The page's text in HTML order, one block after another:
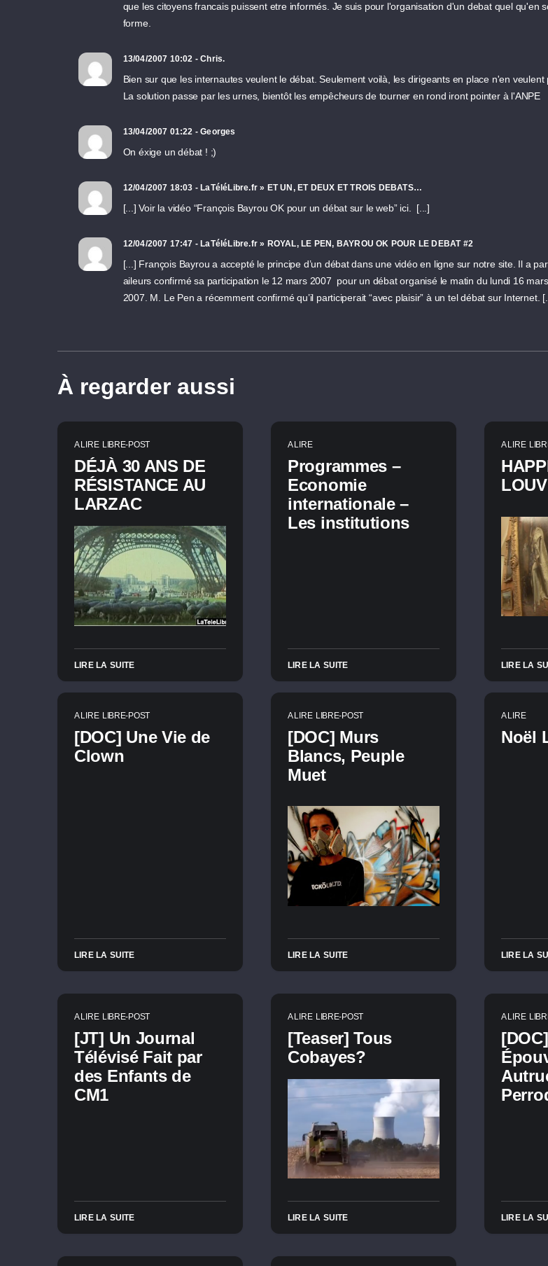
que les citoyens francais puissent etre informés. Je suis pour l'organisation d'un debat quel qu'en
forme.
13/04/2007 10:02 - Chris.
Bien sur que les internautes veulent le débat. Seulement voilà, les dirigeants en place n'en veulent
La solution passe par les urnes, bientôt les empêcheurs de tourner en rond iront pointer à l'ANPE
13/04/2007 01:22 - Georges
On éxige un débat ! ;)
12/04/2007 18:03 - LaTéléLibre.fr » ET UN, ET DEUX ET TROIS DEBATS…
[...] Voir la vidéo “François Bayrou OK pour un débat sur le web” ici. [...]
12/04/2007 17:47 - LaTéléLibre.fr » ROYAL, LE PEN, BAYROU OK POUR LE DEBAT #2
[...] François Bayrou a accepté le principe d’un débat dans une vidéo en ligne sur notre site. Il a par
aileurs confirmé sa participation le 12 mars 2007 pour un débat organisé le matin du lundi 16 mars
2007. M. Le Pen a récemment confirmé qu’il participerait “avec plaisir” à un tel débat sur Internet.
À regarder aussi
A LIRE LIBRE-POST
DÉJÀ 30 ANS DE
RÉSISTANCE AU
LARZAC
LIRE LA SUITE
A LIRE
Programmes –
Economie
internationale –
Les institutions
LIRE LA SUITE
A LIRE
LIRE LA
A LIRE LIBRE-POST
[DOC] Une Vie de
Clown
LIRE LA SUITE
A LIRE LIBRE-POST
[DOC] Murs
Blancs, Peuple
Muet
LIRE LA SUITE
A LIRE
Noël
LIRE LA
A LIRE LIBRE-POST
[JT] Un Journal
Télévisé Fait par
des Enfants de
CM1
LIRE LA SUITE
A LIRE LIBRE-POST
[Teaser] Tous
Cobayes?
LIRE LA SUITE
A LIRE
[DOC]
LIRE LA